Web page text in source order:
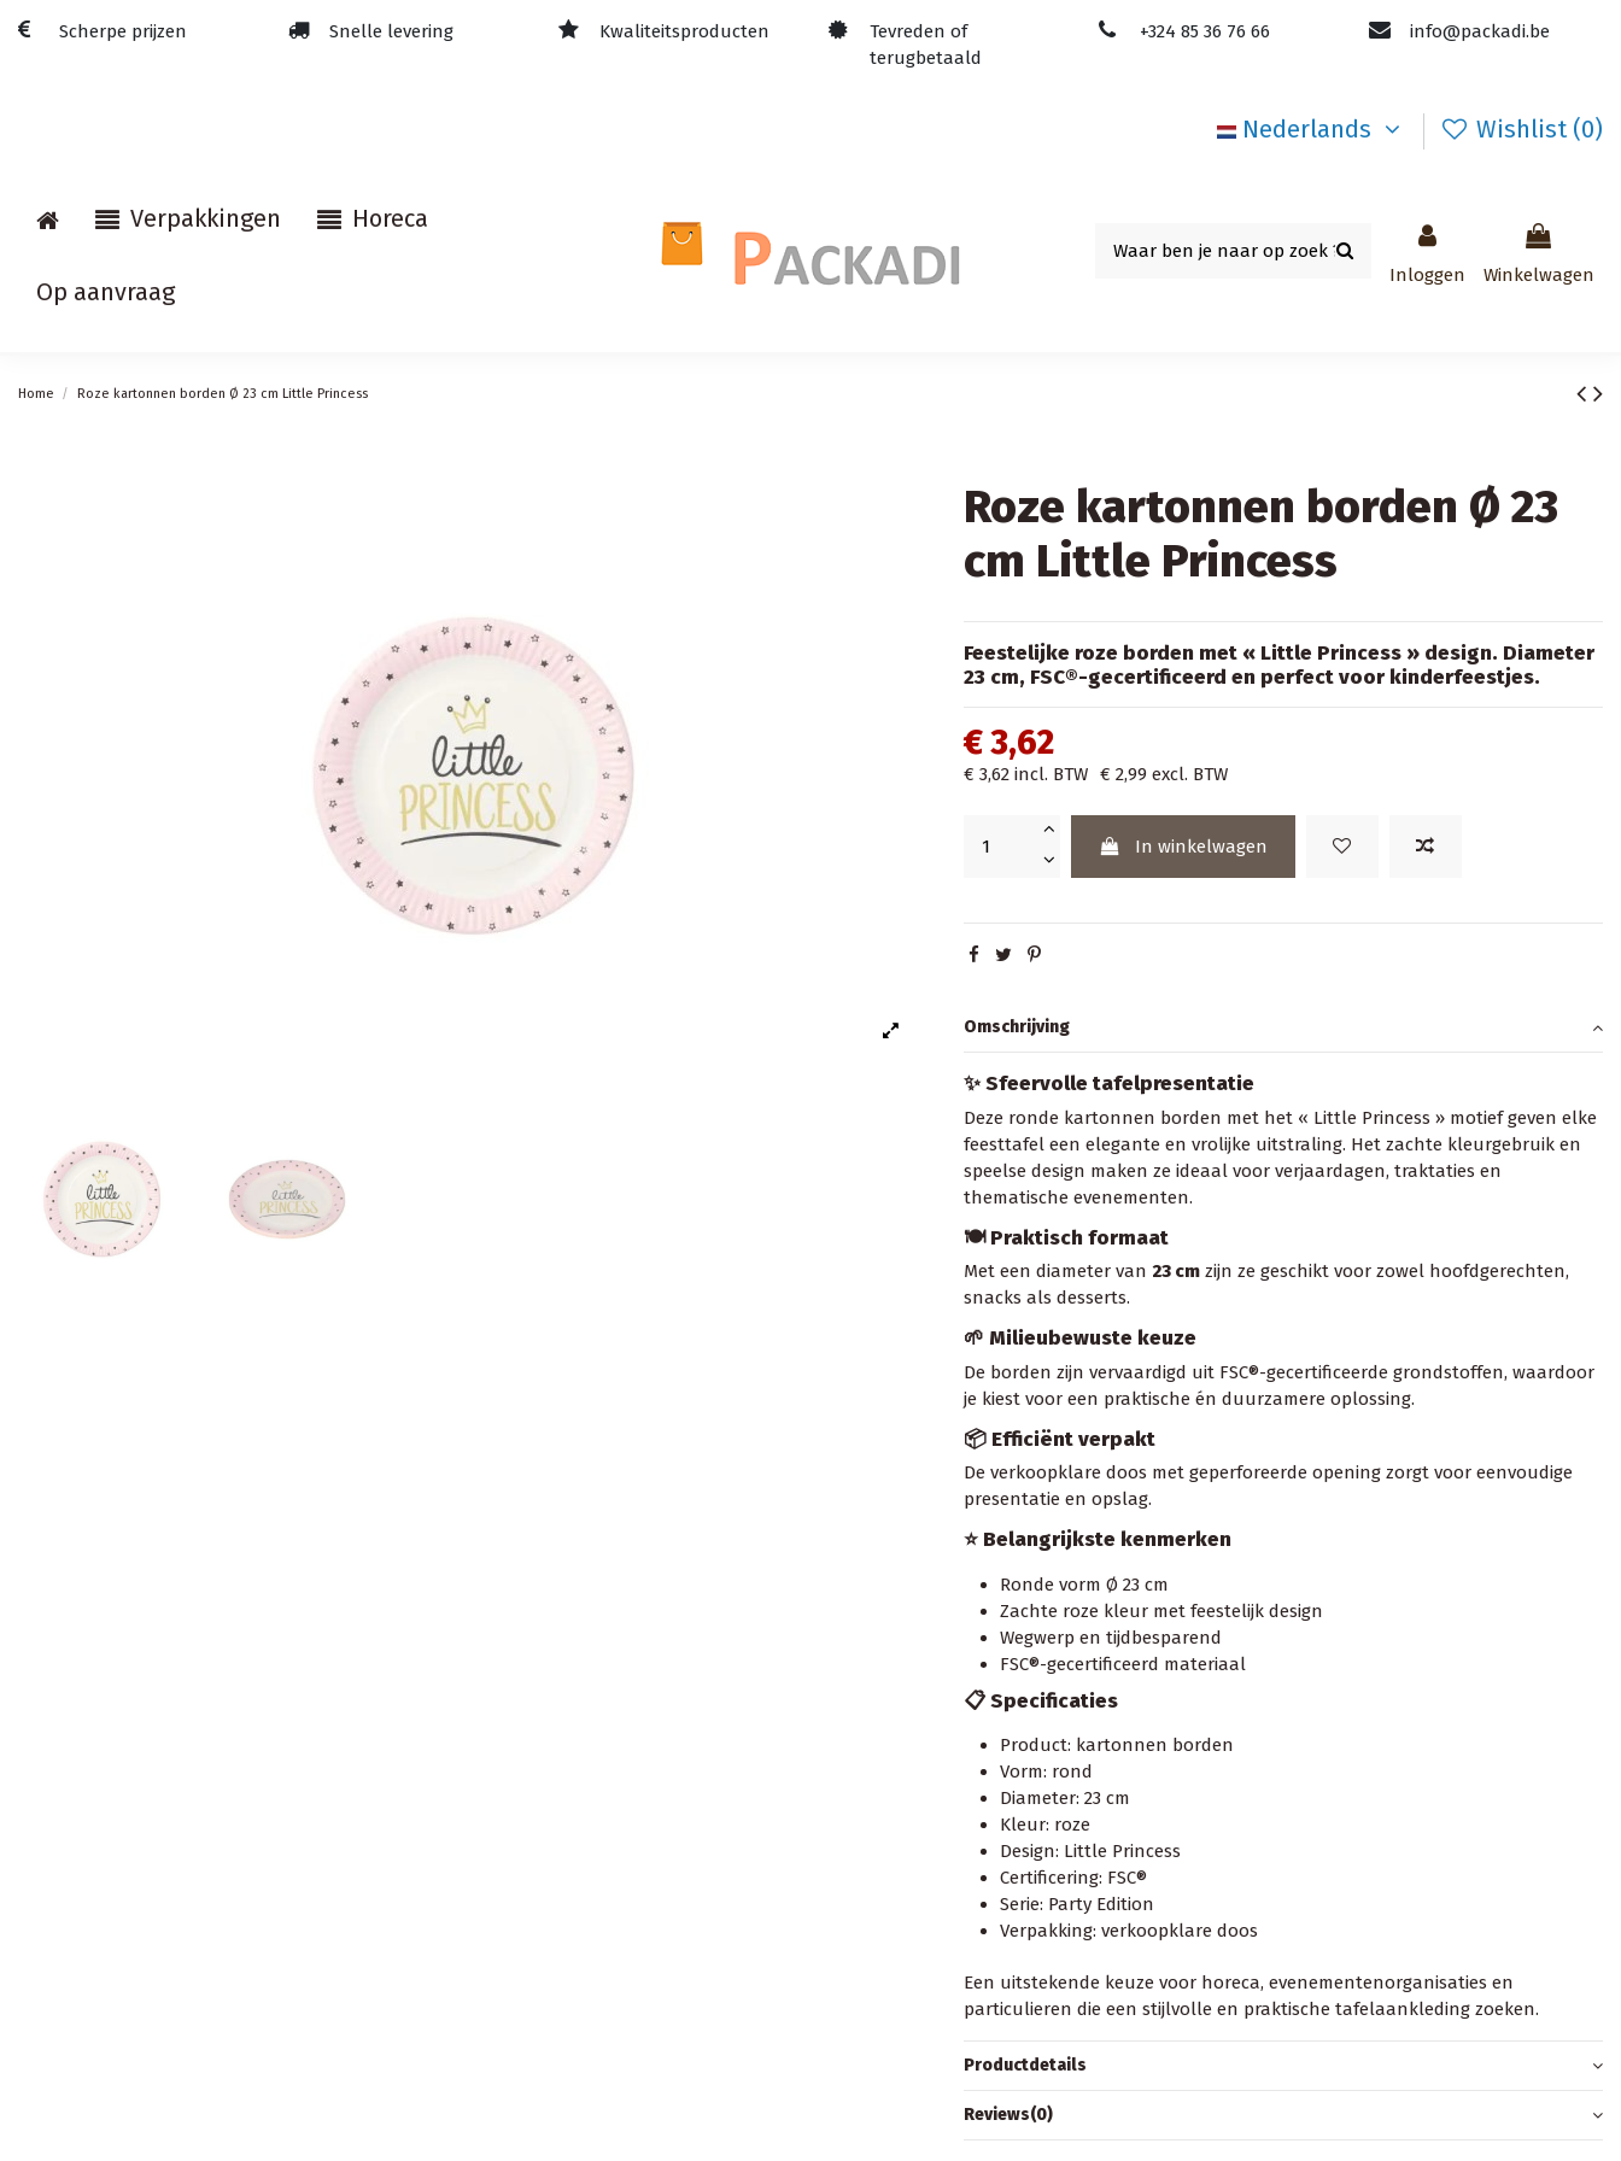
Scherpe prijzen Snelle levering Kwaliteitsproducten
Tevreden of
terugbetaald
+324 85 36 76 66 info@packadi.be
Nederlands Wishlist (0)
Verpakkingen Horeca
Op aanvraag
Inloggen Winkelwagen
Home Roze kartonnen borden Ø 23 cm Little Princess
Roze kartonnen borden Ø 23
cm Little Princess
Feestelijke roze borden met « Little Princess » design. Diameter
23 cm, FSC®-gecertificeerd en perfect voor kinderfeestjes.
€ 3,62
€ 3,62 incl. BTW € 2,99 excl. BTW
In winkelwagen
Omschrijving
✨ Sfeervolle tafelpresentatie
Deze ronde kartonnen borden met het « Little Princess » motief geven elke
feesttafel een elegante en vrolijke uitstraling. Het zachte kleurgebruik en
speelse design maken ze ideaal voor verjaardagen, traktaties en
thematische evenementen.
🍽️ Praktisch formaat
Met een diameter van 23 cmzijn ze geschikt voor zowel hoofdgerechten,
snacks als desserts.
🌱 Milieubewuste keuze
De borden zijn vervaardigd uit FSC®-gecertificeerde grondstoffen, waardoor
je kiest voor een praktische én duurzamere oplossing.
📦 Efficiënt verpakt
De verkoopklare doos met geperforeerde opening zorgt voor eenvoudige
presentatie en opslag.
⭐ Belangrijkste kenmerken
Ronde vorm Ø 23 cm
Zachte roze kleur met feestelijk design
Wegwerp en tijdbesparend
FSC®-gecertificeerd materiaal
📋 Specificaties
Product: kartonnen borden
Vorm: rond
Diameter: 23 cm
Kleur: roze
Design: Little Princess
Certificering: FSC®
Serie: Party Edition
Verpakking: verkoopklare doos
Een uitstekende keuze voor horeca, evenementenorganisaties en
particulieren die een stijlvolle en praktische tafelaankleding zoeken.
Productdetails
Reviews(0)